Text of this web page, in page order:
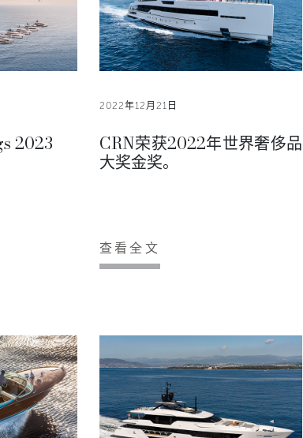
2023
2022年12月21日
CRN荣获2022年世界奢侈品
大奖金奖。
查看全文